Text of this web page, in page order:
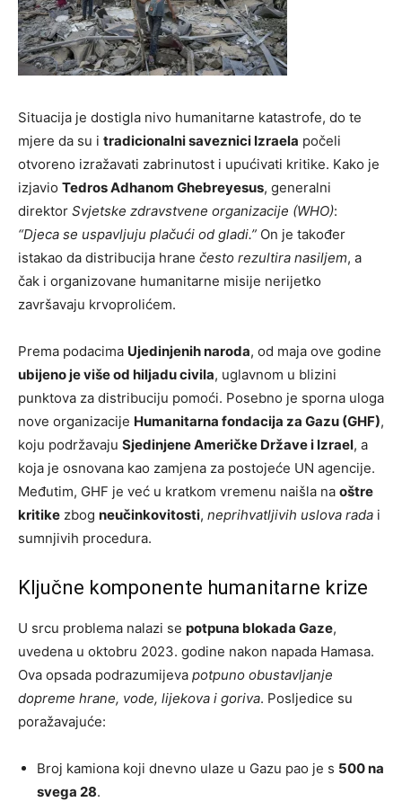
Situacija je dostigla nivo humanitarne katastrofe, do te
mjere da su i tradicionalni saveznici Izraela počeli
otvoreno izražavati zabrinutost i upućivati kritike. Kako je
izjavio Tedros Adhanom Ghebreyesus, generalni
direktor Svjetske zdravstvene organizacije (WHO):
“Djeca se uspavljuju plačući od gladi.” On je također
istakao da distribucija hrane često rezultira nasiljem, a
čak i organizovane humanitarne misije nerijetko
završavaju krvoprolićem.
Prema podacima Ujedinjenih naroda, od maja ove godine
ubijeno je više od hiljadu civila, uglavnom u blizini
punktova za distribuciju pomoći. Posebno je sporna uloga
nove organizacije Humanitarna fondacija za Gazu (GHF),
koju podržavaju Sjedinjene Američke Države i Izrael, a
koja je osnovana kao zamjena za postojeće UN agencije.
Međutim, GHF je već u kratkom vremenu naišla na oštre
kritike zbog neučinkovitosti, neprihvatljivih uslova rada i
sumnjivih procedura.
Ključne komponente humanitarne krize
U srcu problema nalazi se potpuna blokada Gaze,
uvedena u oktobru 2023. godine nakon napada Hamasa.
Ova opsada podrazumijeva potpuno obustavljanje
dopreme hrane, vode, lijekova i goriva. Posljedice su
poražavajuće:
Broj kamiona koji dnevno ulaze u Gazu pao je s 500 na
svega 28.